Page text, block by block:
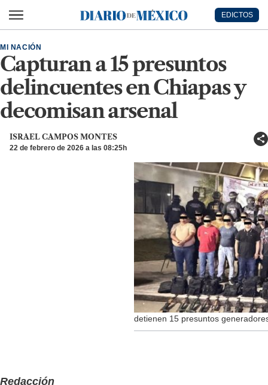
Diario de México
EDICTOS
Capturan a 15 presuntos
delincuentes en Chiapas y
decomisan arsenal
MI NACIÓN
ISRAEL CAMPOS MONTES
22 de febrero de 2026 a las 08:25h
detienen 15 presuntos
Redacción